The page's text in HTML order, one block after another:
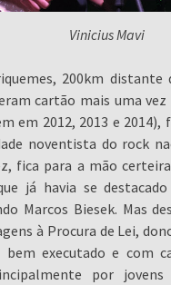
Vinicius Mavi
200km distante
cartão mais uma vez
em 2012, 2013 e 2014),
noventista do rock
fica para a mão
já havia se
Marcos Biesek. Mas
à Procura de Lei,
bem executado e com
por